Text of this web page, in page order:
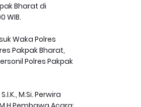
Bharat di
WIB.
Waka Polres
Pakpak Bharat,
Polres Pakpak
M.Si. Perwira